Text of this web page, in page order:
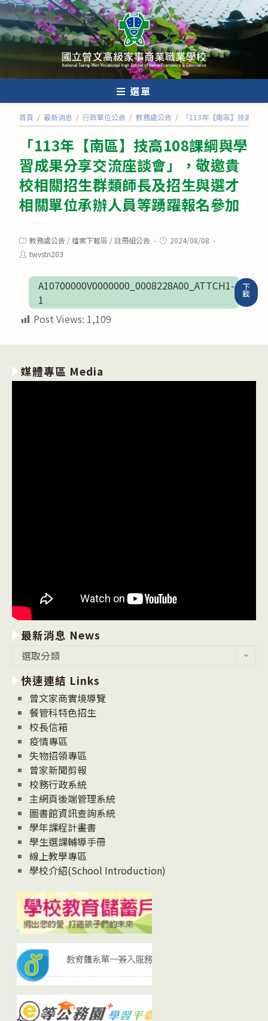
跳
轉
至
內
選單
首頁 / 最新消息 / 行政單位公告 / 教務處公告 / 「113年【南區】技高
「113年【南區】技高108課綱與學
習成果分享交流座談會」，敬邀貴
校相關招生群類師長及招生與選才
相關單位承辦人員等踴躍報名參加
Post
category:
教務處公告 /檔案下載區 /註冊組公告
Post2024/08/08
Posttwvstn203
A10700000V0000000_0008228A00_ATTCH1-
1
下
載
Post Views: 1,109
媒體專區 Media
最新消息 News
消
息
News
選取分類
快速連結 Links
曾文家商實境導覽
餐管科特色招生
校長信箱
疫情專區
失物招領專區
曾家新聞剪報
校務行政系統
主網頁後端管理系統
圖書館資訊查詢系統
學年課程計畫書
學生選課輔導手冊
線上教學專區
學校介紹(School Introduction)